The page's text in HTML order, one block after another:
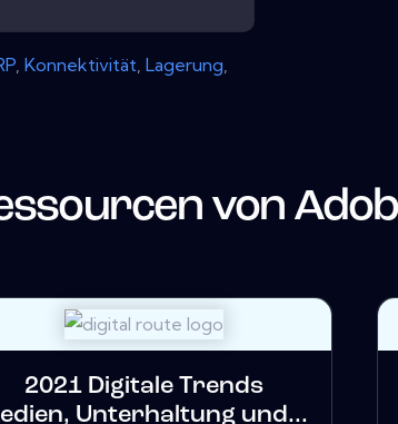
, Konnektivität, Lagerung,
von
2021 Digitale Trends
Unterhaltung und...